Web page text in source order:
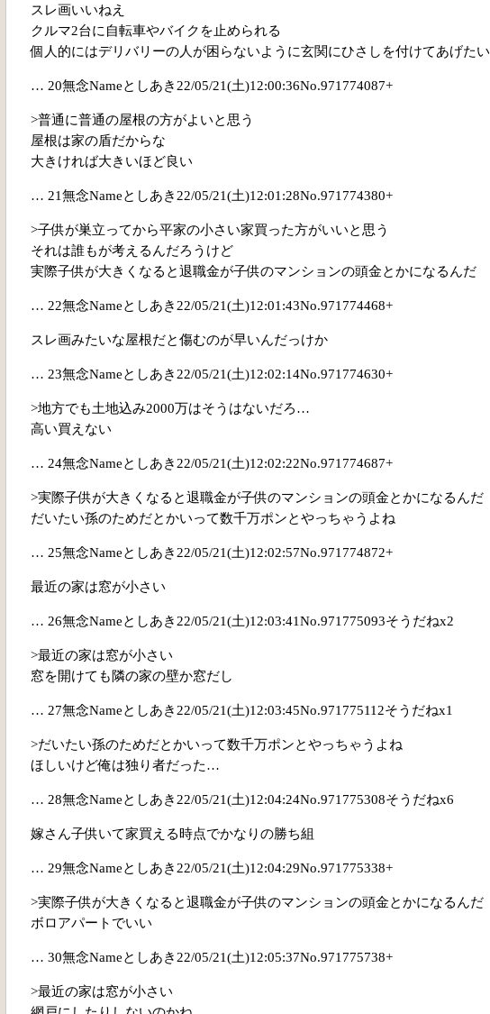
スレ画いいねえ
クルマ2台に自転車やバイクを止められる
個人的にはデリバリーの人が困らないように玄関にひさしを付けてあげたい
… 20無念Nameとしあき22/05/21(土)12:00:36No.971774087+
>普通に普通の屋根の方がよいと思う
屋根は家の盾だからな
大きければ大きいほど良い
… 21無念Nameとしあき22/05/21(土)12:01:28No.971774380+
>子供が巣立ってから平家の小さい家買った方がいいと思う
それは誰もが考えるんだろうけど
実際子供が大きくなると退職金が子供のマンションの頭金とかになるんだ
… 22無念Nameとしあき22/05/21(土)12:01:43No.971774468+
スレ画みたいな屋根だと傷むのが早いんだっけか
… 23無念Nameとしあき22/05/21(土)12:02:14No.971774630+
>地方でも土地込み2000万はそうはないだろ…
高い買えない
… 24無念Nameとしあき22/05/21(土)12:02:22No.971774687+
>実際子供が大きくなると退職金が子供のマンションの頭金とかになるんだ
だいたい孫のためだとかいって数千万ポンとやっちゃうよね
… 25無念Nameとしあき22/05/21(土)12:02:57No.971774872+
最近の家は窓が小さい
… 26無念Nameとしあき22/05/21(土)12:03:41No.971775093そうだねx2
>最近の家は窓が小さい
窓を開けても隣の家の壁か窓だし
… 27無念Nameとしあき22/05/21(土)12:03:45No.971775112そうだねx1
>だいたい孫のためだとかいって数千万ポンとやっちゃうよね
ほしいけど俺は独り者だった…
… 28無念Nameとしあき22/05/21(土)12:04:24No.971775308そうだねx6
嫁さん子供いて家買える時点でかなりの勝ち組
… 29無念Nameとしあき22/05/21(土)12:04:29No.971775338+
>実際子供が大きくなると退職金が子供のマンションの頭金とかになるんだ
ボロアパートでいい
… 30無念Nameとしあき22/05/21(土)12:05:37No.971775738+
>最近の家は窓が小さい